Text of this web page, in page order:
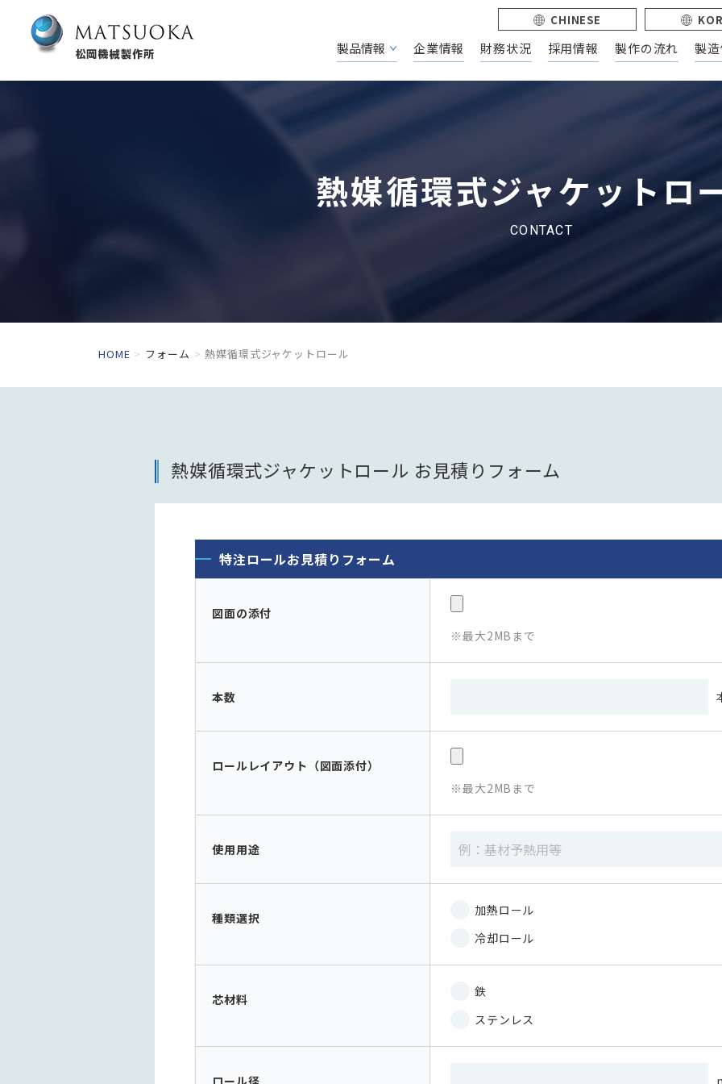
製品情報 企業情報 財務状況 採用情報 製作の流れ 製
CHINESE
熱媒循環式ジャケットロ
CONTACT
HOME フォーム 熱媒循環式ジャケットロール
熱媒循環式ジャケットロール お見積りフォーム
特注ロールお見積りフォーム
図面の添付
最大2MBまで
本数
ロールレイアウト（図面添付）
最大2MBまで
使用用途
種類選択
加熱ロール
冷却ロール
芯材料
鉄
ステンレス
ロール径